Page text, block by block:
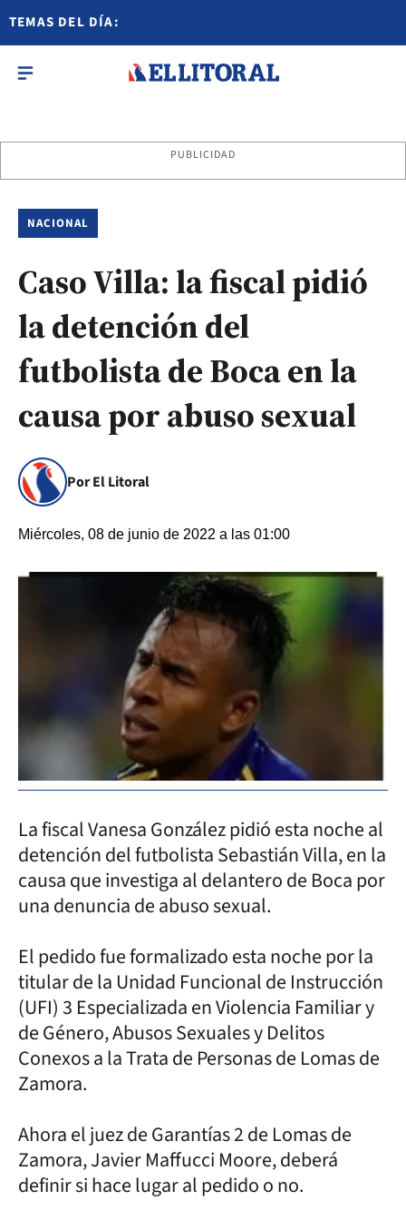
TEMAS DEL DÍA:
PUBLICIDAD
NACIONAL
Caso Villa: la fiscal pidió
la detención del
futbolista de Boca en la
causa por abuso sexual
Por El Litoral
Miércoles, 08 de junio de 2022 a las 01:00
La fiscal Vanesa González pidió esta noche al
detención del futbolista Sebastián Villa, en la
causa que investiga al delantero de Boca por
una denuncia de abuso sexual.
El pedido fue formalizado esta noche por la
titular de la Unidad Funcional de Instrucción
(UFI) 3 Especializada en Violencia Familiar y
de Género, Abusos Sexuales y Delitos
Conexos a la Trata de Personas de Lomas de
Zamora.
Ahora el juez de Garantías 2 de Lomas de
Zamora, Javier Maffucci Moore, deberá
definir si hace lugar al pedido o no.